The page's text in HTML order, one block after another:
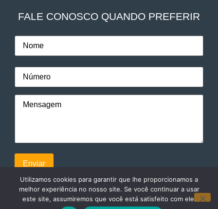
FALE CONOSCO QUANDO PREFERIR
Utilizamos cookies para garantir que lhe proporcionamos a
melhor experiência no nosso site. Se você continuar a usar
este site, assumiremos que você está satisfeito com ele.